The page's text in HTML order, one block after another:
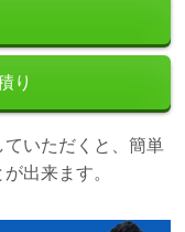
り
いただくと、簡単
出来ます。